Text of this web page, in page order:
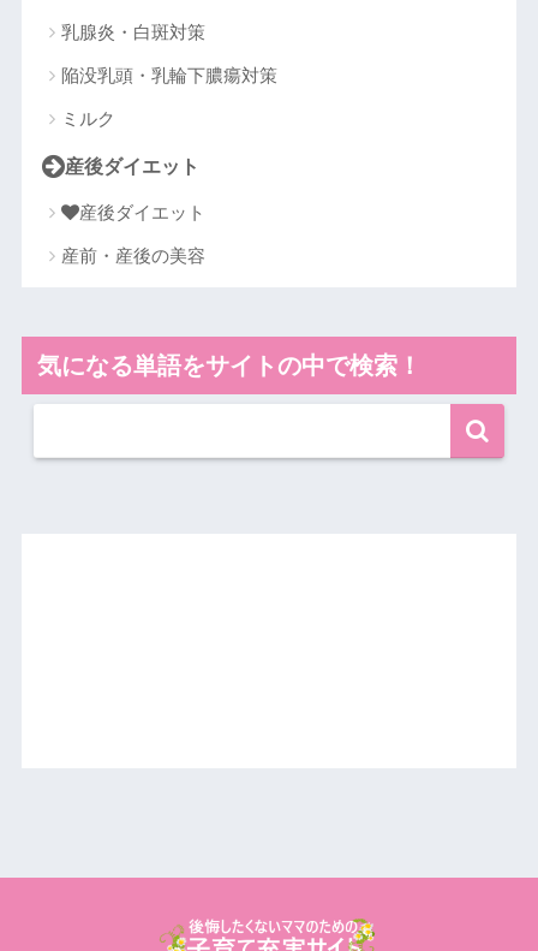
乳腺炎・白斑対策
陥没乳頭・乳輪下膿瘍対策
ミルク
産後ダイエット
産後ダイエット
産前・産後の美容
気になる単語をサイトの中で検索！